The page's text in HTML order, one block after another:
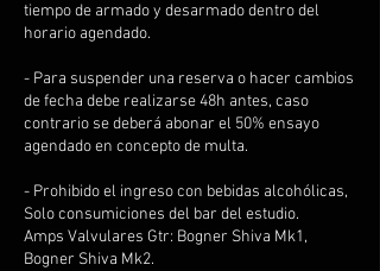
tiempo de armado y desarmado dentro del
horario agendado.
- Para suspender una reserva o hacer cambios
de fecha debe realizarse 48h antes, caso
contrario se deberá abonar el 50% ensayo
agendado en concepto de multa.
- Prohibido el ingreso con bebidas alcohólicas,
Solo consumiciones del bar del estudio.
Amps Valvulares Gtr: Bogner Shiva Mk1,
Bogner Shiva Mk2.